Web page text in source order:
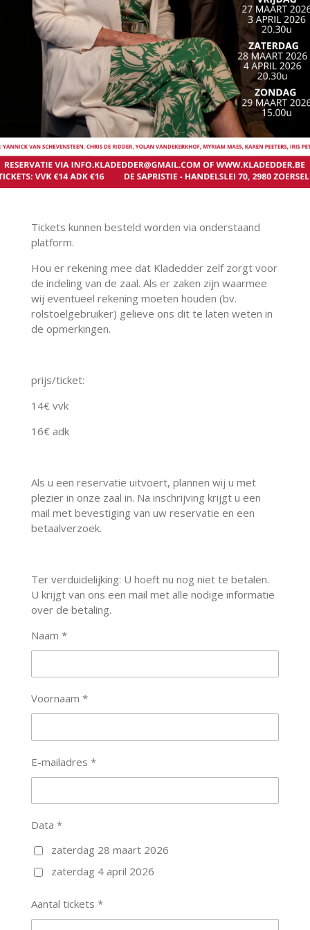
Tickets kunnen besteld worden via onderstaand
platform.
Hou er rekening mee dat Kladedder zelf zorgt voor
de indeling van de zaal. Als er zaken zijn waarmee
wij eventueel rekening moeten houden (bv.
rolstoelgebruiker) gelieve ons dit te laten weten in
de opmerkingen.
prijs/ticket:
14€ vvk
16€ adk
Als u een reservatie uitvoert, plannen wij u met
plezier in onze zaal in. Na inschrijving krijgt u een
mail met bevestiging van uw reservatie en een
betaalverzoek.
Ter verduidelijking: U hoeft nu nog niet te betalen.
U krijgt van ons een mail met alle nodige informatie
over de betaling.
Naam *
Voornaam *
E-mailadres *
Data *
zaterdag 28 maart 2026
zaterdag 4 april 2026
Aantal tickets *